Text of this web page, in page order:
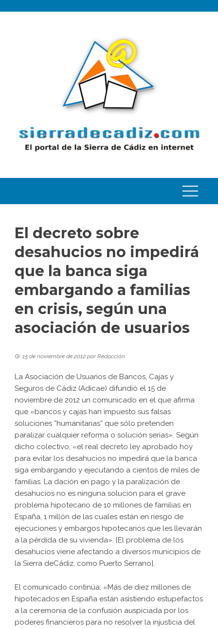
El decreto sobre
desahucios no impedirá
que la banca siga
embargando a familias
en crisis, según una
asociación de usuarios
15 de noviembre de 2012 porRedacción
La Asociación de Usuarios de Bancos, Cajas y
Seguros de Cádiz (Adicae) difundió el 15 de
noviembre de 2012 un comunicado en el que afirma
que «bancos y cajas han impuesto sus falsas
soluciones “humanitarias” que sólo pretenden
paralizar cualquier reforma o solución serias». Según
dicho colectivo, «el real decreto ley aprobado hoy
para evitar los desahucios no impedirá que la banca
siga embargando y ejecutando a cientos de miles de
familias. La dación en pago y la paralización de
desahucios no es ninguna solución para el grave
problema hipotecario de 10 millones de familias en
España, 1 millón de las cuales están en riesgo de
ejecuciones y embargos hipotecarios que les llevarán
a la pérdida de su vivienda». [El problema de los
desahucios viene afectando a diversos municipios de
la Sierra deCádiz, como Puerto Serrano].
El comunicado continúa: «Más de diez millones de
hipotecados en España están asistiendo estupefactos
a la ceremonia de la confusión auspiciada por los
poderes financieros para no resolver la injusticia del